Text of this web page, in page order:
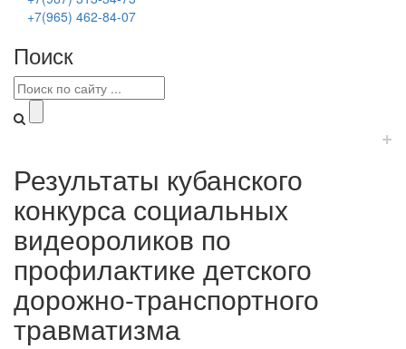
+7(965) 462-84-07
Поиск
+
Результаты кубанского
конкурса социальных
видеороликов по
профилактике детского
дорожно-транспортного
травматизма